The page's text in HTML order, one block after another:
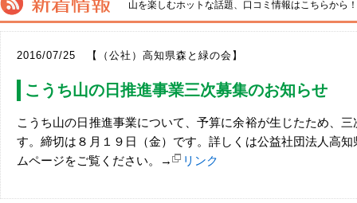
山を楽しむホットな話題、 口コミ情報はこちらから！
2016/07/25 【（公社）高知県森と緑の会】
こうち山の日推進事業三次募集のお知らせ
こうち山の日推進事業について、予算に余裕が生じたため、
す。締切は８月１９日（金）です。詳しくは公益社団法人高
ムページをご覧ください。→
リンク